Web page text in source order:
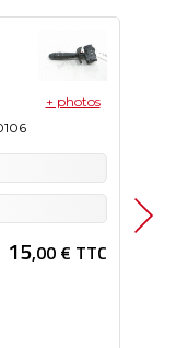
+ photos
15,00 € TTC